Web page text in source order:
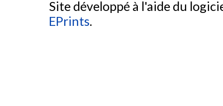
Site développé à l'aide du
EPrints.